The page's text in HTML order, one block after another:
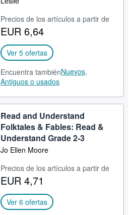
Precios de los artículos a partir de
EUR 6,64
Ver 5 ofertas
Encuentra tambiénNuevos,
Antiguos o usados
Read and Understand
Folktales & Fables: Read &
Understand Grade 2-3
Jo Ellen Moore
Precios de los artículos a partir de
EUR 4,71
Ver 6 ofertas